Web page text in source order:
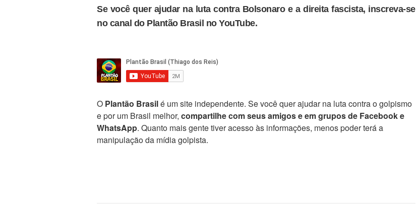
Se você quer ajudar na luta contra Bolsonaro e a direita fascista, inscreva-se
no canal do Plantão Brasil no YouTube.
O Plantão Brasilé um site independente. Se você quer ajudar na luta contra o golpismo
e por um Brasil melhor, compartilhe com seus amigos e em grupos de Facebook e
WhatsApp. Quanto mais gente tiver acesso às informações, menos poder terá a
manipulação da mídia golpista.